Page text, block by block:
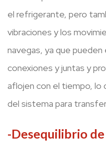
el refrigerante, pero
vibraciones y los
navegas, ya que
conexiones y juntas y
aflojen con el tiempo, lo
del sistema para
-Desequilibrio de